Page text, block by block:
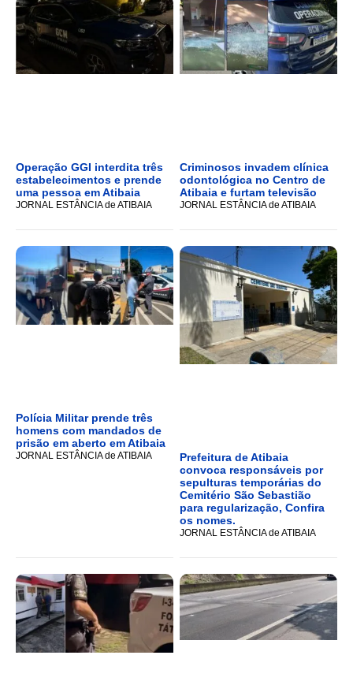
Operação GGI interdita três
estabelecimentos e prende
uma pessoa em Atibaia
JORNAL ESTÂNCIA de ATIBAIA
Criminosos invadem clínica
odontológica no Centro de
Atibaia e furtam televisão
JORNAL ESTÂNCIA de ATIBAIA
Polícia Militar prende três
homens com mandados de
prisão em aberto em Atibaia
JORNAL ESTÂNCIA de ATIBAIA
Prefeitura de Atibaia
convoca responsáveis por
sepulturas temporárias do
Cemitério São Sebastião
para regularização, Confira
os nomes.
JORNAL ESTÂNCIA de ATIBAIA